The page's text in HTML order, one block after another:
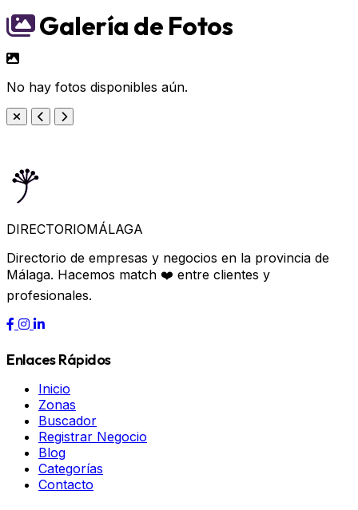
Galería de Fotos
No hay fotos disponibles aún.
DIRECTORIOMÁLAGA
Directorio de empresas y negocios en la provincia de
Málaga. Hacemos match ❤️ entre clientes y
profesionales.
Enlaces Rápidos
Inicio
Zonas
Buscador
Registrar Negocio
Blog
Categorías
Contacto